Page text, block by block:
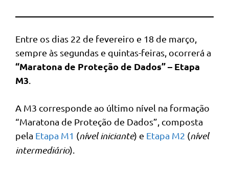
Entre os dias 22 de fevereiro e 18 de março,
sempre às segundas e quintas-feiras, ocorrerá a
“Maratona de Proteção de Dados” – Etapa
M3
A M3 corresponde ao último nível na formação
“Maratona de Proteção de Dados”, composta
pela Etapa M1 (nível iniciante) e Etapa M2 (nível
intermediário).